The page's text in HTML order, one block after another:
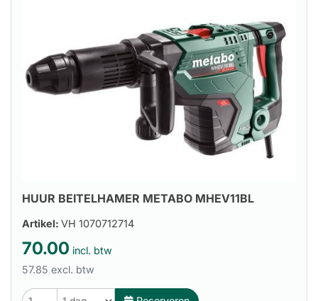
HUUR BEITELHAMER METABO MHEV11BL
Artikel: VH 1070712714
70.00 incl. btw
57.85 excl. btw